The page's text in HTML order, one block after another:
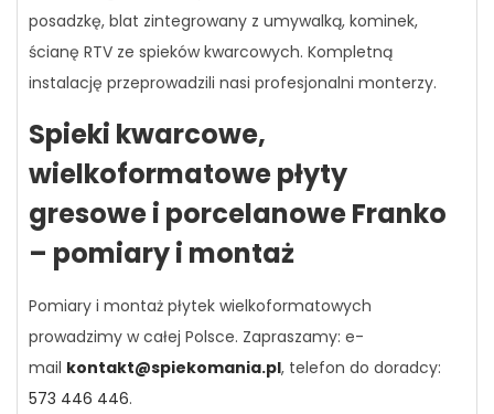
posadzkę, blat zintegrowany z umywalką, kominek,
ścianę RTV ze spieków kwarcowych. Kompletną
instalację przeprowadzili nasi profesjonalni monterzy.
Spieki kwarcowe,
wielkoformatowe płyty
gresowe i porcelanowe Franko
– pomiary i montaż
Pomiary i montaż płytek wielkoformatowych
prowadzimy w całej Polsce. Zapraszamy: e-
mail kontakt@spiekomania.pl, telefon do doradcy:
573 446 446.